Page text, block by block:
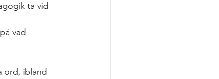
ta vid
vad
ord, ibland